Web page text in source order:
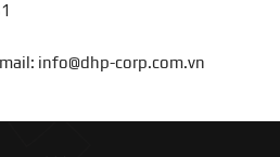
info@dhp-corp.com.vn